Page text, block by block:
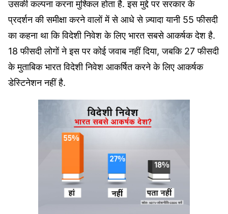
उसकी कल्पना करना मुश्किल होता है. इस मुद्दे पर सरकार के
प्रदर्शन की समीक्षा करने वालों में से आधे से ज़्यादा यानी 55 फीसदी
का कहना था कि विदेशी निवेश के लिए भारत सबसे आकर्षक देश है.
18 फीसदी लोगों ने इस पर कोई जवाब नहीं दिया, जबकि 27 फीसदी
के मुताबिक भारत विदेशी निवेश आकर्षित करने के लिए आकर्षक
डेस्टिनेशन नहीं है.